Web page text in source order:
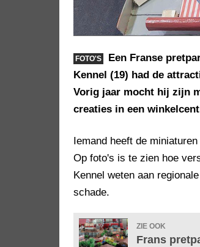
FOTO'S
Een Franse
Kennel (19) had de
Vorig jaar mocht hij zijn
creaties in een
Iemand heeft de
Op foto's is te zien hoe
Kennel weten aan
schade.
ZIE OOK
Frans